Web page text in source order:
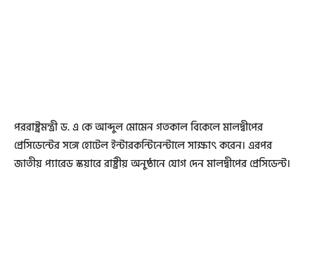
পররাষ্ট্রমন্ত্রী ড. এ কে আব্দুল মোমেন গতকাল বিকেলে মালদ্বীপের
প্রেসিডেন্টের সঙ্গে হোটেল ইন্টারকন্টিনেন্টালে সাক্ষাৎ করেন। এরপর
জাতীয় প্যারেড স্কয়ারে রাষ্ট্রীয় অনুষ্ঠানে যোগ দেন মালদ্বীপের প্রেসিডেন্ট।